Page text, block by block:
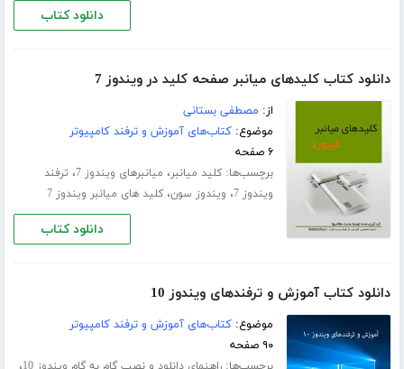
دانلود کتاب
دانلود کتاب کلیدهای میانبر صفحه کلید در ویندوز 7
از: مصطفی بستانی
موضوع:کتاب‌های آموزش و ترفند کامپیوتر
۶ صفحه
برچسب‌ها:کلید میانبر، میانبرهای ویندوز 7 ، ترفند
ویندوز 7 ، ویندوز سون،کلید های میانبر ویندوز 7
دانلود کتاب
دانلود کتاب آموزش و ترفندهای ویندوز 10
موضوع:کتاب‌های آموزش و ترفند کامپیوتر
۹۰ صفحه
راهنمای دانلود و نصب گام به گام ویندوز 10